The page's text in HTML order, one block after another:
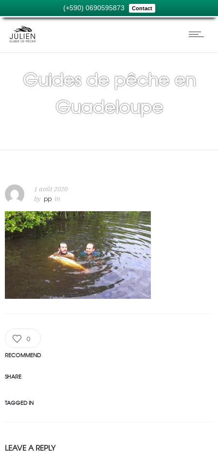
(+590) 0690595873 Contact
Guides de pêche en
Guadeloupe
1 août 2020
by pp in
0
RECOMMEND
SHARE
TAGGED IN
LEAVE A REPLY